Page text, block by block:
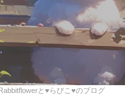
と♥らびこ♥のブログ